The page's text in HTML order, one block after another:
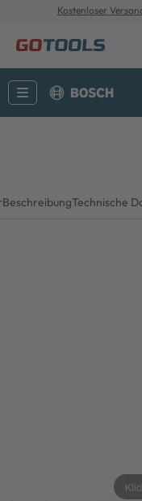
Kostenloser
BeschreibungTechnische